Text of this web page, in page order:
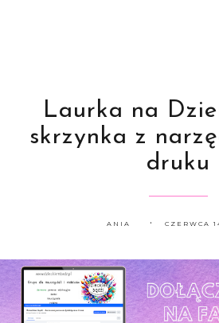
Laurka na
skrzynka z
druku
ANIA CZERWCA